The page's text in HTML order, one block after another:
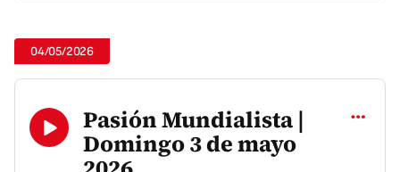
04/05/2026
Pasión Mundialista |
Domingo 3 de mayo